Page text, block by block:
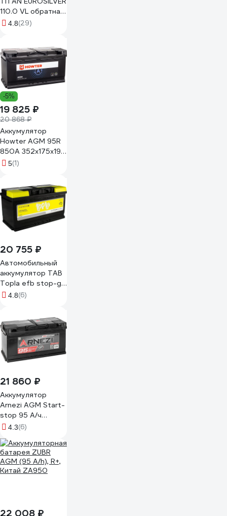
110.0 VL обратная
полярность, 930
4.8(29)
-5%
19 825 ₽
20 868 ₽
Аккумулятор
Howter AGM 95R
850A 352x175x190
463172
5(1)
20 755 ₽
Автомобильный
аккумулятор TAB
Topla efb stop-go
6ст-90.0 112090
4.8(6)
21 860 ₽
Аккумулятор
Arnezi AGM Start-
stop 95 А/ч
обратный R+
850 А E4090950
4.3(6)
22 008 ₽